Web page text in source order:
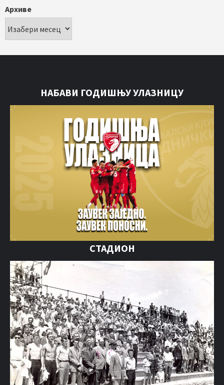
Архиве
НАБАВИ ГОДИШЊУ УЛАЗНИЦУ
СТАДИОН